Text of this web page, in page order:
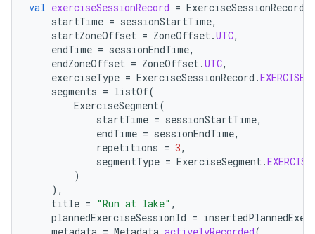
val exerciseSessionRecord = ExerciseSessionRecord
startTime = sessionStartTime,
startZoneOffset = ZoneOffset.UTC,
endTime = sessionEndTime,
endZoneOffset = ZoneOffset.UTC,
exerciseType = ExerciseSessionRecord .
segments = listOf(
ExerciseSegment(
startTime = sessionStartTime,
endTime = sessionEndTime,
repetitions = 3,
segmentType = ExerciseSegment.
)
),
title = "Run at lake" ,
plannedExerciseSessionId =